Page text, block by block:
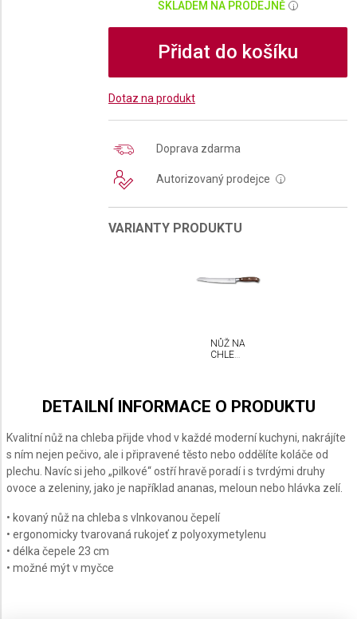
SKLADEM NA PRODEJNĚ i
Přidat do košíku
Dotaz na produkt
Doprava zdarma
Autorizovaný prodejce i
VARIANTY PRODUKTU
NŮŽ NA
CHLEBA
23 CM
DETAILNÍ INFORMACE O PRODUKTU
Kvalitní nůž na chleba přijde vhod v každé moderní kuchyni, nakrájíte
s ním nejen pečivo, ale i připravené těsto nebo oddělíte koláče od
plechu. Navíc si jeho „pilkové“ ostří hravě poradí i s tvrdými druhy
ovoce a zeleniny, jako je například ananas, meloun nebo hlávka zelí.
• kovaný nůž na chleba s vlnkovanou čepelí
• ergonomicky tvarovaná rukojeť z polyoxymetylenu
• délka čepele 23 cm
• možné mýt v myčce